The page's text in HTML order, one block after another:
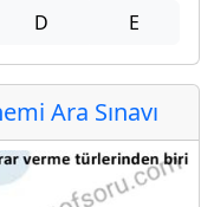
D E
Ara Sınavı